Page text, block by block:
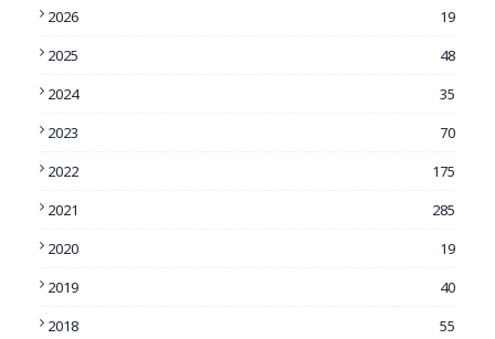
2026
19
2025
48
2024
35
2023
70
2022
175
2021
285
2020
19
2019
40
2018
55